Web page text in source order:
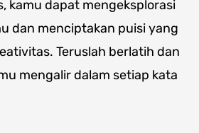
kamu dapat mengeksplorasi
dan menciptakan puisi yang
Teruslah berlatih dan
mengalir dalam setiap kata